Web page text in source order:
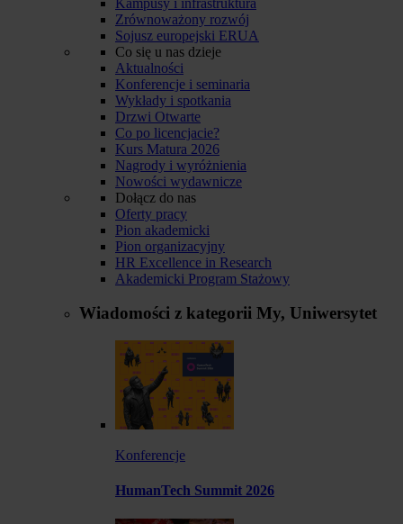
Zrównoważony rozwój
Sojusz europejski ERUA
Co się u nas dzieje
Aktualności
Konferencje i seminaria
Wykłady i spotkania
Drzwi Otwarte
Co po licencjacie?
Kurs Matura 2026
Nagrody i wyróżnienia
Nowości wydawnicze
Dołącz do nas
Oferty pracy
Pion akademicki
Pion organizacyjny
HR Excellence in Research
Akademicki Program Stażowy
Wiadomości z kategorii My, Uniwersytet
Konferencje
HumanTech Summit 2026